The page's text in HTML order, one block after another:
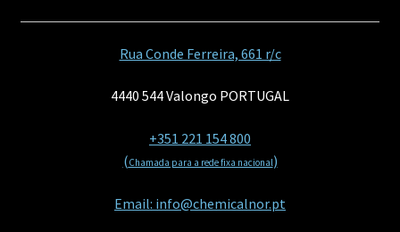
Rua Conde Ferreira, 661 r/c
4440 544 Valongo PORTUGAL
+351 221 154 800
(Chamada para a rede fixa nacional)
Email: info@chemicalnor.pt